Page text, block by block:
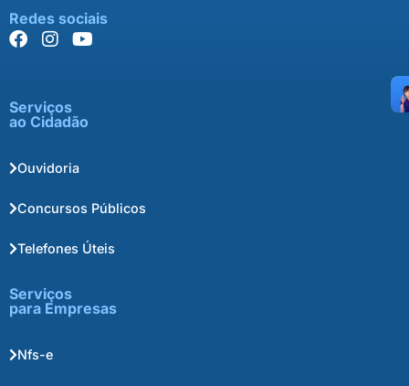
Redes sociais
Serviços
ao Cidadão
Ouvidoria
Concursos Públicos
Telefones Úteis
Serviços
para Empresas
Nfs-e